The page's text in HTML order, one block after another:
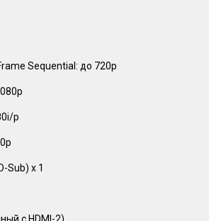
Sequential: до 720p
p
Sub) x 1
с HDMI-2)